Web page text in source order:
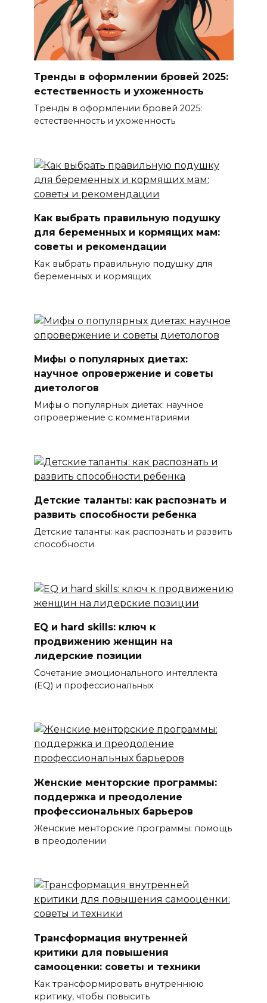
Тренды в оформлении бровей 2025:
естественность и ухоженность
Тренды в оформлении бровей 2025:
естественность и ухоженность
Как выбрать правильную подушку
для беременных и кормящих мам:
советы и рекомендации
Как выбрать правильную подушку для
беременных и кормящих
Мифы о популярных диетах:
научное опровержение и советы
диетологов
Мифы о популярных диетах: научное
опровержение с комментариями
Детские таланты: как распознать и
развить способности ребенка
Детские таланты: как распознать и развить
способности
EQ и hard skills: ключ к
продвижению женщин на
лидерские позиции
Сочетание эмоционального интеллекта
(EQ) и профессиональных
Женские менторские программы:
поддержка и преодоление
профессиональных барьеров
Женские менторские программы: помощь
в преодолении
Трансформация внутренней
критики для повышения
самооценки: советы и техники
Как трансформировать внутреннюю
критику, чтобы повысить